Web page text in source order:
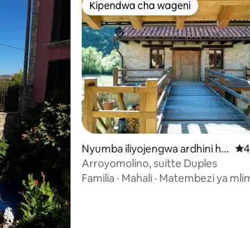
25
Kipendwa cha wageni
Kipendwa cha wageni
Nyumba iliyojengwa ardhini hu
ko Valdemeca
Arroyomolino, suitte Duples
Familia · Mahali · Matembezi ya